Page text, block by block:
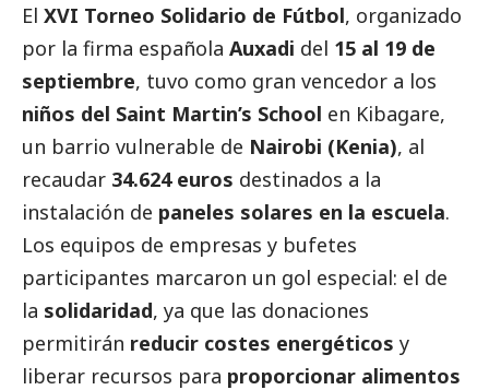
El XVI Torneo Solidario de Fútbol, organizado
por la firma española Auxadi del 15 al 19 de
septiembre, tuvo como gran vencedor a los
niños del Saint Martin’s School en Kibagare,
un barrio vulnerable de Nairobi (Kenia), al
recaudar 34.624 euros destinados a la
instalación de paneles solares en la escuela.
Los equipos de empresas y bufetes
participantes marcaron un gol especial: el de
la solidaridad, ya que las donaciones
permitirán reducir costes energéticos y
liberar recursos para proporcionar alimentos